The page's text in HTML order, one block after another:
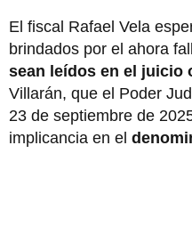
El fiscal Rafael Vela
brindados por el ahora
sean leídos en el juicio
Villarán, que el Poder
23 de septiembre de
implicancia en el